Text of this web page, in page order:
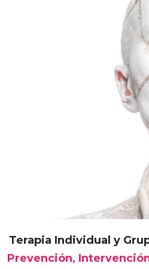
Terapia Individual y
Prevención,